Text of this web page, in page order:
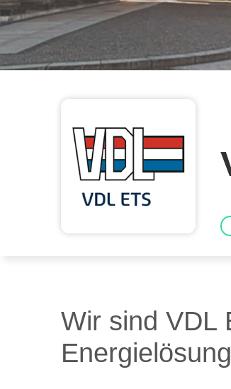
Wir sind VDL